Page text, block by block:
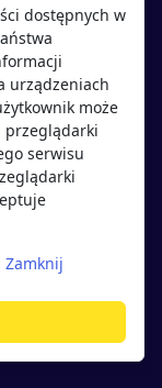
pracodawcy
dostępnych w
urządzeniach
może
przeglądarki
serwisu
Zamknij